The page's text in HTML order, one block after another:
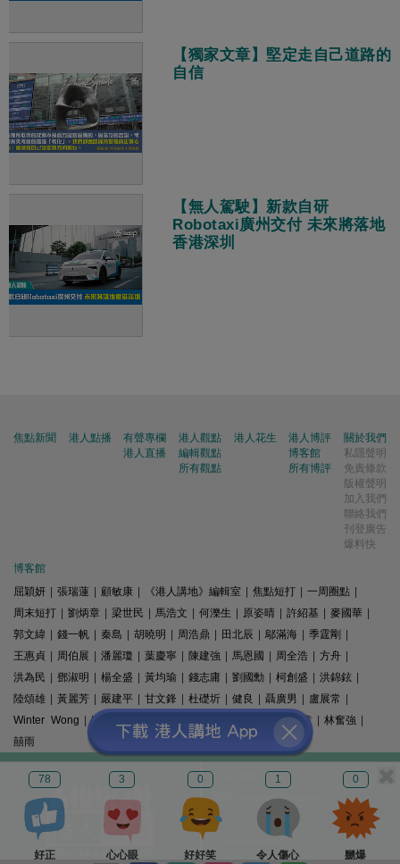
78
好正
3
心心眼
0
好好笑
1
令人傷心
0
嬲爆
【獨家文章】堅定走自己道路的
自信
【無人駕駛】新款自研
Robotaxi廣州交付 未來將落地
香港深圳
焦點新聞 港人點播
有聲專欄
港人直播
港人觀點
編輯觀點
所有觀點
港人花生
港人博評
博客館
所有博評
關於我們
私隱聲明
免責條款
版權聲明
加入我們
聯絡我們
刊登廣告
爆料快
博客館
屈穎妍
張瑞蓮 顧敏康 《港人講地》編輯室 焦點短打 一周圈點
周末短打
劉炳章 梁世民 馬浩文 何濼生 原姿晴 許紹基 麥國華
郭文緯
錢一帆 秦島 胡曉明 周浩鼎 田北辰 鄔滿海 季霆剛
王惠貞
周伯展 潘麗瓊 葉慶寧 陳建強 馬恩國 周全浩 方舟
洪為民
鄧淑明 楊全盛 黃均瑜 錢志庸 劉國勳 柯創盛 洪錦鉉
陸頌雄
黃麗芳 嚴建平 甘文鋒 杜礎圻 健良 聶廣男 盧展常
Winter Wong
K2 梁文新 羅崑 姚銘 精選文章 林奮強
囍雨
© 港人講地
電郵: speakout@speakout.hk
傳真: 85228041301